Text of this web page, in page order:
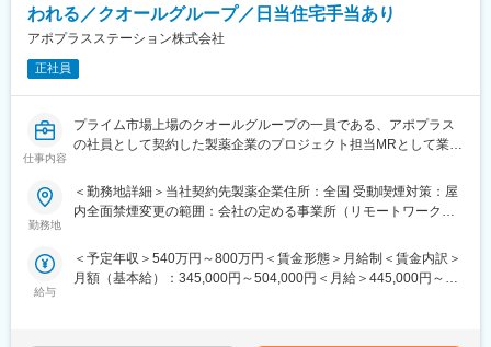
2ndプロジェクト以降も希望や適性に応じて、アサインを検討い
たします。
■明確な評価制度：
自身の成果や頑張りが客観的に評価され、年収に反映されます。
また、在籍年数が増えると永年勤続報奨金や四半期一時金などの
手当もアップします。つまり、やりがいや努力がきちんと報われ
【キャリアパス】
入社後は希望や経験に応じたプロジェクトに配属します。メーカ
す。オファーや延長依頼があったとしても、別のプロジェクトに
チャレンジしたい場合は断ることもできます。また、定期的な面
われる／クオールグループ／日当住宅手当あり
アポプラスステーション株式会社
正社員
仕事内容
プライム市場上場のクオールグループの一員である、アポプラス
の社員として契約した製薬企業のプロジェクト担当MRとして業務
ックメーカーなどプロジェクトは多岐に渡りますので、今までの
経験を活かせる環境が整っています。
■営業スタイル：担当エリアの医療機関（開業医、病院）を訪問し
用情報を収集を行っていただきます。
・新薬のプロモーション
勤務地
＜勤務地詳細＞当社契約先製薬企業住所：全国 受動喫煙対策：屋
内全面禁煙変更の範囲：会社の定める事業所（リモートワーク含
給与
＜予定年収＞540万円～800万円＜賃金形態＞月給制＜賃金内訳＞
月額（基本給）：345,000円～504,000円＜月給＞445,000円～